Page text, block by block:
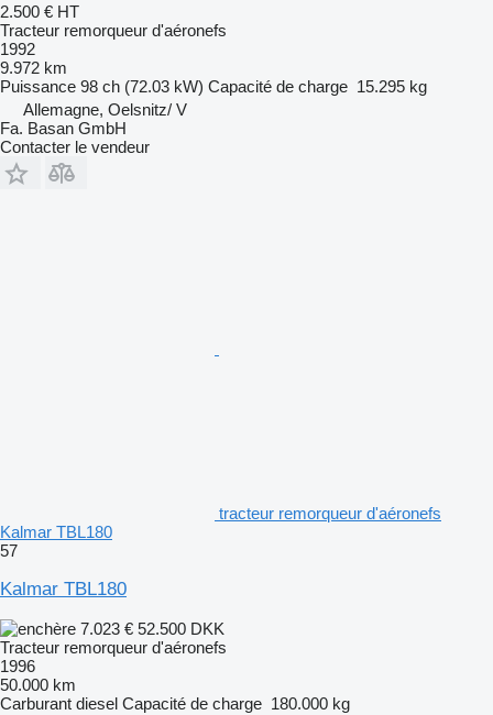
2.500 € HT
Tracteur remorqueur d'aéronefs
1992
9.972 km
Puissance 98 ch (72.03 kW) Capacité de charge 15.295 kg
Allemagne, Oelsnitz/ V
Fa. Basan GmbH
Contacter le vendeur
tracteur remorqueur d'aéronefs
Kalmar TBL180
57
Kalmar TBL180
7.023 € 52.500 DKK
Tracteur remorqueur d'aéronefs
1996
50.000 km
Carburant diesel Capacité de charge 180.000 kg